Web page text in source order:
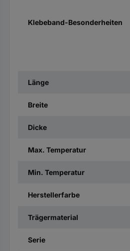
Klebeband-Besonderheiten
Länge
Breite
Dicke
Max. Temperatur
Min. Temperatur
Herstellerfarbe
Trägermaterial
Serie